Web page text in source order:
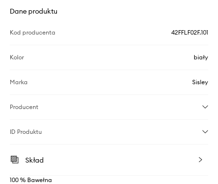
Dane produktu
Kod producenta 42FFLF02F.101
Kolor biały
Marka Sisley
Producent
ID Produktu
Skład
100 % Bawełna